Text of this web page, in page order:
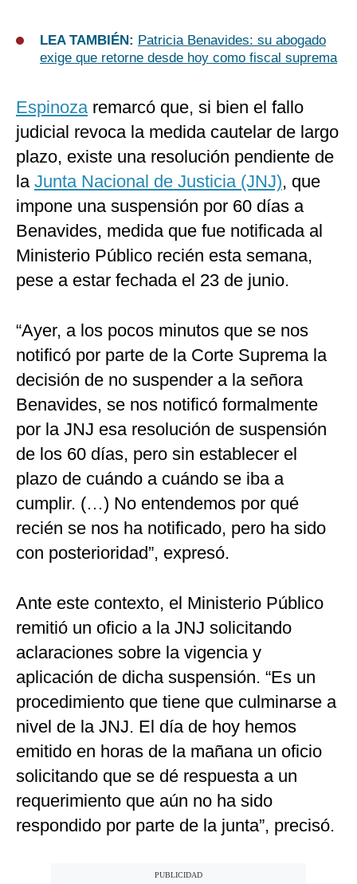
LEA TAMBIÉN: Patricia Benavides: su abogado
exige que retorne desde hoy como fiscal suprema
Espinozaremarcó que, si bien el fallo
judicial revoca la medida cautelar de largo
plazo, existe una resolución pendiente de
la Junta Nacional de Justicia (JNJ), que
impone una suspensión por 60 días a
Benavides, medida que fue notificada al
Ministerio Público recién esta semana,
pese a estar fechada el 23 de junio.
“Ayer, a los pocos minutos que se nos
notificó por parte de la Corte Suprema la
decisión de no suspender a la señora
Benavides, se nos notificó formalmente
por la JNJ esa resolución de suspensión
de los 60 días, pero sin establecer el
plazo de cuándo a cuándo se iba a
cumplir. (…) No entendemos por qué
recién se nos ha notificado, pero ha sido
con posterioridad”, expresó.
Ante este contexto, el Ministerio Público
remitió un oficio a la JNJ solicitando
aclaraciones sobre la vigencia y
aplicación de dicha suspensión. “Es un
procedimiento que tiene que culminarse a
nivel de la JNJ. El día de hoy hemos
emitido en horas de la mañana un oficio
solicitando que se dé respuesta a un
requerimiento que aún no ha sido
respondido por parte de la junta”, precisó.